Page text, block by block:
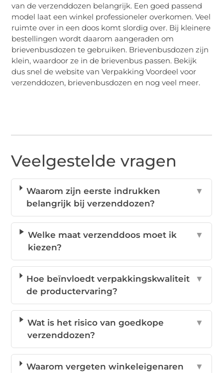
van de verzenddozen belangrijk. Een goed passend
model laat een winkel professioneler overkomen. Veel
ruimte over in een doos komt slordig over. Bij kleinere
bestellingen wordt daarom aangeraden om
brievenbusdozen te gebruiken. Brievenbusdozen zijn
klein, waardoor ze in de brievenbus passen. Bekijk
dus snel de website van Verpakking Voordeel voor
verzenddozen, brievenbusdozen en nog veel meer.
Veelgestelde vragen
Waarom zijn eerste indrukken
belangrijk bij verzenddozen?
▼
Welke maat verzenddoos moet ik
kiezen?
▼
Hoe beïnvloedt verpakkingskwaliteit
de productervaring?
▼
Wat is het risico van goedkope
verzenddozen?
▼
Waarom vergeten winkeleigenaren
▼